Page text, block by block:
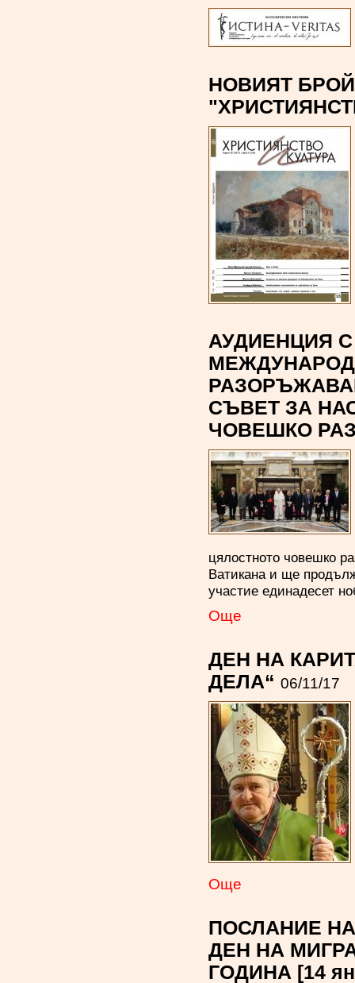
НОВИЯТ
АУДИЕНЦИЯ
СЪВЕТ ЗА
ЧОВЕШКО
цялостното човешко
Ватикана и ще
участие единадесет
Oще
ДЕН НА
ДЕЛА“ 06/11/17
Oще
ПОСЛАНИЕ
ДЕН НА
ГОДИНА [14